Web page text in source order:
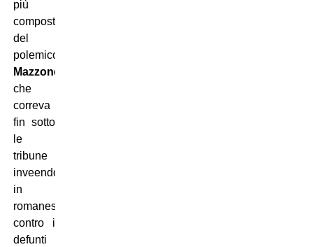
più
composto
del
polemico
Mazzone
che
correva
fin sotto
le
tribune
inveendo
in
romanesco
contro i
defunti